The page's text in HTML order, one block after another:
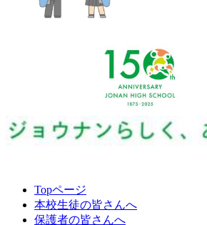
Topページ
本校生徒の皆さんへ
保護者の皆さんへ